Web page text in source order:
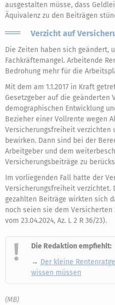
ausgestalten müsse, dass
Äquivalenz zu den Beiträgen
Verzicht auf
Die Zeiten haben sich geändert,
Fachkräftemangel. Arbeitende
Bedrohung mehr für die
Mit dem am 1.1.2017 in Kraft
Gesetzgeber auf die geänderten
demographischen Entwicklung
Bezieher einer Vollrente wegen
Versicherungsfreiheit verzichten
bewirken. Dann sind bei der
Arbeitgeber und dem
Versicherungsbeiträge zu
Im vorliegenden Fall hatte der
Versicherungsfreiheit verzichtet.
gezahlten Beiträge wirkten sich
noch seien sie dem
vom 23.04.2024, Az. L 2 R 36/23).
Die Redaktion empfiehlt:
→ Der kleine
wissen müssen
(MB)